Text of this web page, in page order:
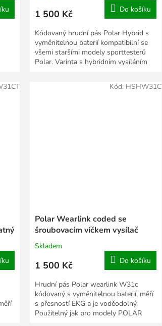
1 500 Kč Do košíku
Kódovaný hrudní pás Polar Hybrid s
vyměnitelnou baterií kompatibilní se
všemi staršími modely sporttesterů
Polar. Varinta s hybridním vysíláním
Polar Wearlink coded se
šroubovacím víčkem vysílač
včetně popruhu
Skladem
1 500 Kč Do košíku
Hrudní pás Polar wearlink W31c
kódovaný s vyměnitelnou baterií, měří
s přesností EKG a je voděodolný.
Použitelný jak pro modely POLAR
Kód: HSHW31C